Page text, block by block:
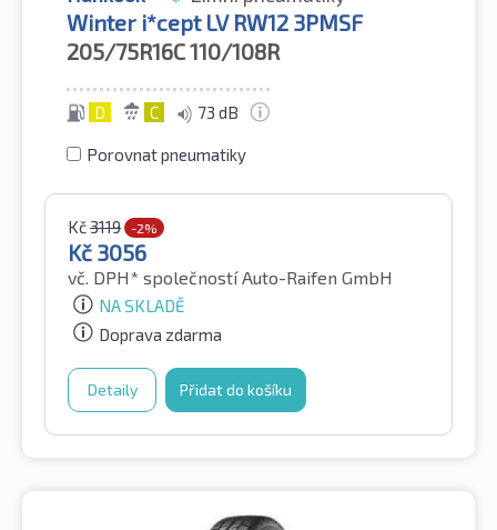
Winter i*cept LV RW12 3PMSF
205/75R16C110/108R
D C 73 dB
Porovnat pneumatiky
Kč3119 -2%
Kč 3056
vč. DPH* společností Auto-Raifen GmbH
NA SKLADĚ
Doprava zdarma
Detaily Přidat do košíku